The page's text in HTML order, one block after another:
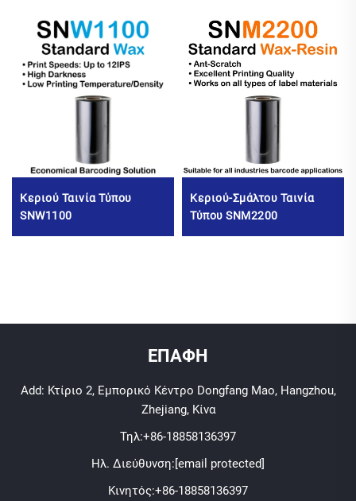
Κεριού Ταινία Τύπου
SNW1100
Κεριού-Σμάλτου Ταινία
Τύπου SNM2200
ΕΠΑΦΗ
Add: Κτίριο 2, Εμπορικό Κέντρο Dongfang Mao, Hangzhou,
Zhejiang, Κίνα
Τηλ:+86-18858136397
Ηλ. Διεύθυνση:[email protected]
Κινητός:+86-18858136397